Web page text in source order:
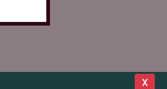
X